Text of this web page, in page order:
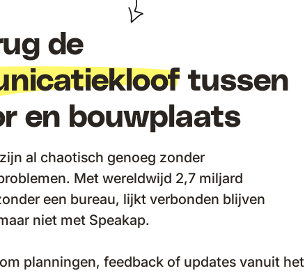
de
tussen
en bouwplaats
al chaotisch genoeg zonder
Met wereldwijd 2,7 miljard
een bureau, lijkt verbonden blijven
niet met Speakap.
planningen, feedback of updates vanuit het